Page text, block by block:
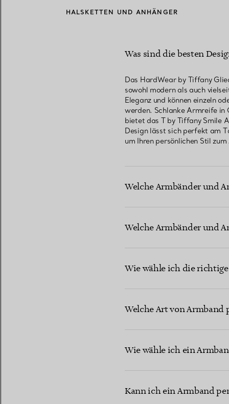
HALSKETTEN UND ANHÄNGER
Was sind die besten
Das HardWear by Tiffany
sowohl modern als auch
Eleganz und können einzeln
werden. Schlanke Armreife in
bietet das T by Tiffany Smile
Design lässt sich perfekt am
um Ihren persönlichen Stil
Welche Armbänder und
Welche Armbänder und
Wie wähle ich die
Welche Art von Armband
Wie wähle ich ein
Kann ich ein Armband